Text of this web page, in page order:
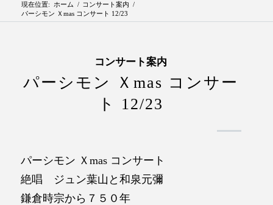
現在位置: ホーム / コンサート案内 /
パーシモン Ｘmas コンサート 12/23
コンサート案内
パーシモン Ｘmas コンサー
ト 12/23
パーシモン Ｘmas コンサート
絶唱 ジュン葉山と和泉元彌
鎌倉時宗から７５０年